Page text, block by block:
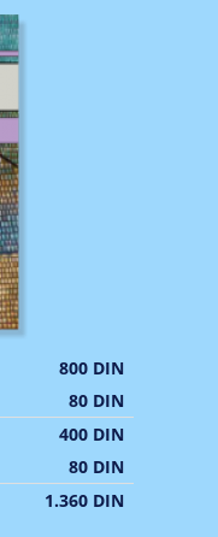
800 DIN
80 DIN
400 DIN
80 DIN
1.360 DIN